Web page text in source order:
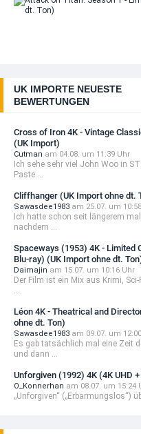
UK IMPORTE NEUESTE
BEWERTUNGEN
Cross of Iron 4K - Vintage
(UK Import)
Cutman am 04.08. um 11:39 Uhr
Ich sehe sehr viel John Woo in
Paste ...
Cliffhanger (UK Import ohne dt.
Sawasdee1983 am 25.07. um
Ich hatte schon seit längerem
nachdem ...
Spaceways (1953) 4K - Limited
Blu-ray) (UK Import ohne dt.
Daimajin am 15.07. um 10:16 Uhr
Der Film ist ein Mix aus Krimi,
...
Léon 4K - Theatrical and
ohne dt. Ton)
Sawasdee1983 am 09.07. um
Es gab tatsächlich mal eine Zeit
und dann ...
Unforgiven (1992) 4K (4K UHD
O_Konnerhan am 08.07. um 15:24
„Unforgiven“ („Erbarmungslos“)